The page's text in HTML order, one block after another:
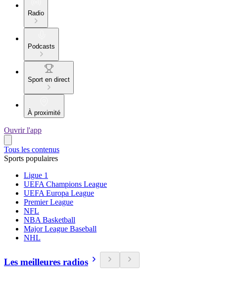
Radio
Podcasts
Sport en direct
À proximité
Ouvrir l'app
Tous les contenus
Sports populaires
Ligue 1
UEFA Champions League
UEFA Europa League
Premier League
NFL
NBA Basketball
Major League Baseball
NHL
Les meilleures radios